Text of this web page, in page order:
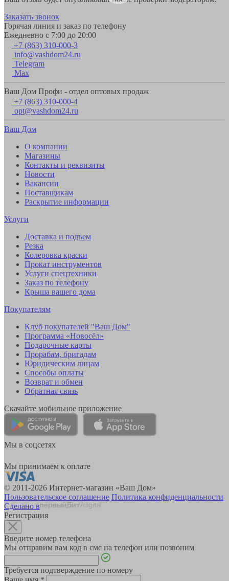
Заказать звонок
Горячая линия и заказ по телефону
Ежедневно с 7:00 до 20:00
+7 (863) 310-000-3
info@vashdom24.ru
Telegram
Max
Ваш Дом Профи - отдел оптовых продаж
+7 (863) 310-000-4
opt@vashdom24.ru
Ваш Дом
О компании
Магазины
Контакты и реквизиты
Новости
Вакансии
Поставщикам
Раскрытие информации
Услуги
Доставка и подъем
Резка
Колеровка краски
Прокат инструментов
Услуги спецтехники
Заказ по телефону
Крыша вашего дома
Покупателям
Клуб покупателей "Ваш Дом"
Программа «Новосёл»
Подарочные карты
Прорабам, бригадам
Юридическим лицам
Способы оплаты
Возврат и обмен
Обратная связь
Скачайте мобильное приложение
Мы в соцсетях
Мы принимаем к оплате
© 2011-2026 Интернет-магазин «Ваш Дом»
Пользовательское соглашение Политика конфиденциальности
Сделано в
Регистрация
Введите номер телефона
Мы отправим вам код в смс на телефон или позвоним
Требуется подтверждение по номеру